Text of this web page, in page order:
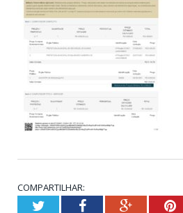
COMPARTILHAR:
TwitterFacebookGoogle+